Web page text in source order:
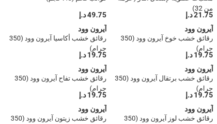
من 32)
21.75 د.إ
49.75 د.إ
آيرون وود
رقائق خشب خوخ آيرون وود (350
جرام)
19.75 د.إ
آيرون وود
رقائق خشب أكاسيا آيرون وود (350
جرام)
19.75 د.إ
آيرون وود
رقائق خشب برتقال آيرون وود (350
جرام)
19.75 د.إ
آيرون وود
رقائق خشب تفاح آيرون وود (350
جرام)
19.75 د.إ
آيرون وود
رقائق خشب لوز آيرون وود (350
آيرون وود
رقائق خشب زيتون آيرون وود (350